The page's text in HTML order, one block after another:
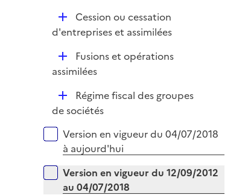
i
D
é
i
Cession ou cessation
d'entreprises et assimilées
D
é
i
e
r
Fusions et opérations
assimilées
D
é
l
i
e
Régime fiscal des groupes
de sociétés
Versions sur la période
Version en vigueur du 04/07/2018
à aujourd'hui
Version en vigueur du 12/09/2012
au 04/07/2018